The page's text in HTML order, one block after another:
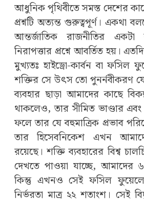
আধুনিক পৃথিবীতে সমস্ত দেশের
প্রশ্নটি অত্যন্ত গুরুত্বপূর্ণ। একথা
আন্তর্জাতিক রাজনীতির
নিরাপত্তার প্রশ্নে আবর্তিত হয়।
মুখ্যতঃ হাইড্রো-কার্বন বা ফসিল
শক্তির সে উৎস তো পুনর্নবীকরণ
ব্যবহার ছাড়া আমাদের কাছে
থাকলেও, তার সীমিত ভাণ্ডার
ফলে তার যে বহুমাত্রিক প্রভাব
তার হিসেবনিকেশ এখন
রয়েছে। শক্তি ব্যবহারের বিশ্ব
দেখতে পাওয়া যাচ্ছে, আমাদের
কিন্তু এখনও সেই ফসিল
নির্ভরতা মাত্র ২২ শতাংশ। সেই